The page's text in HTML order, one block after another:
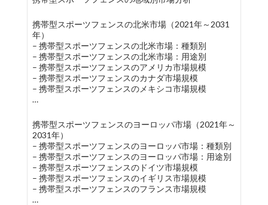
携帯型スポーツフェンスの北米市場（2021年～2031
年）
– 携帯型スポーツフェンスの北米市場：種類別
– 携帯型スポーツフェンスの北米市場：用途別
– 携帯型スポーツフェンスのアメリカ市場規模
– 携帯型スポーツフェンスのカナダ市場規模
– 携帯型スポーツフェンスのメキシコ市場規模
…
携帯型スポーツフェンスのヨーロッパ市場（2021年～
2031年）
– 携帯型スポーツフェンスのヨーロッパ市場：種類別
– 携帯型スポーツフェンスのヨーロッパ市場：用途別
– 携帯型スポーツフェンスのドイツ市場規模
– 携帯型スポーツフェンスのイギリス市場規模
– 携帯型スポーツフェンスのフランス市場規模
…